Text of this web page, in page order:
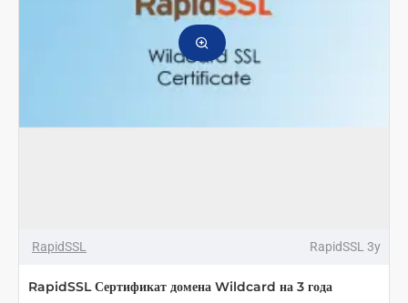
RapidSSL RapidSSL 3y
RapidSSL Сертификат домена Wildcard на 3 года